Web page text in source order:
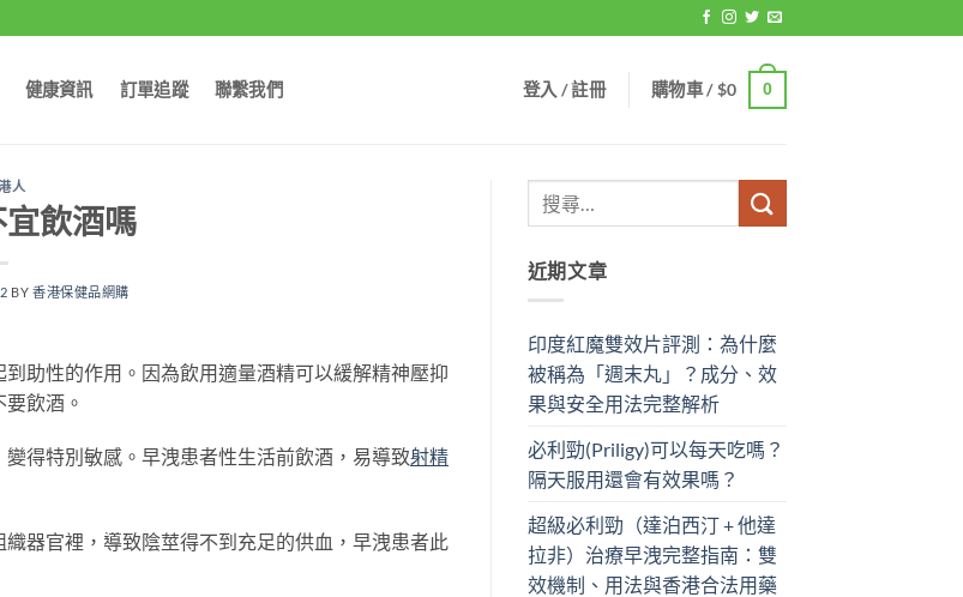
健康資訊 訂單追蹤 聯繫我們 登入 / 註冊 購物車 /$0 0
人
飲酒嗎
BY香港保健品網購
助性的作用。因為飲用適量酒精可以緩解精神壓抑
飲酒。
得特別敏感。早洩患者性生活前飲酒，易導致射精
官裡，導致陰莖得不到充足的供血，早洩患者此
近期文章
印度紅魔雙效片評測：為什麼
被稱為「週末丸」？成分、效
果與安全用法完整解析
必利勁(Priligy)可以每天吃嗎？
隔天服用還會有效果嗎？
超級必利勁（達泊西汀 + 他達
拉非）治療早洩完整指南：雙
效機制、用法與香港合法用藥